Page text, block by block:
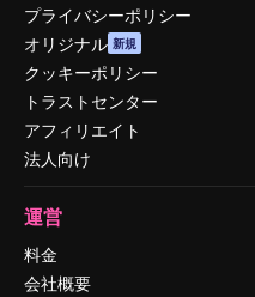
プライバシーポリシー
オリジナル 新規
クッキーポリシー
トラストセンター
アフィリエイト
法人向け
運営
料金
会社概要